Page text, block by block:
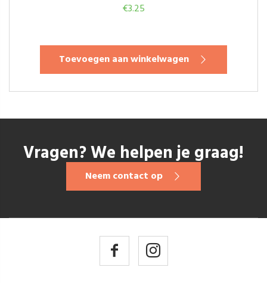
€3.25
Toevoegen aan winkelwagen
Vragen? We helpen je graag!
Neem contact op